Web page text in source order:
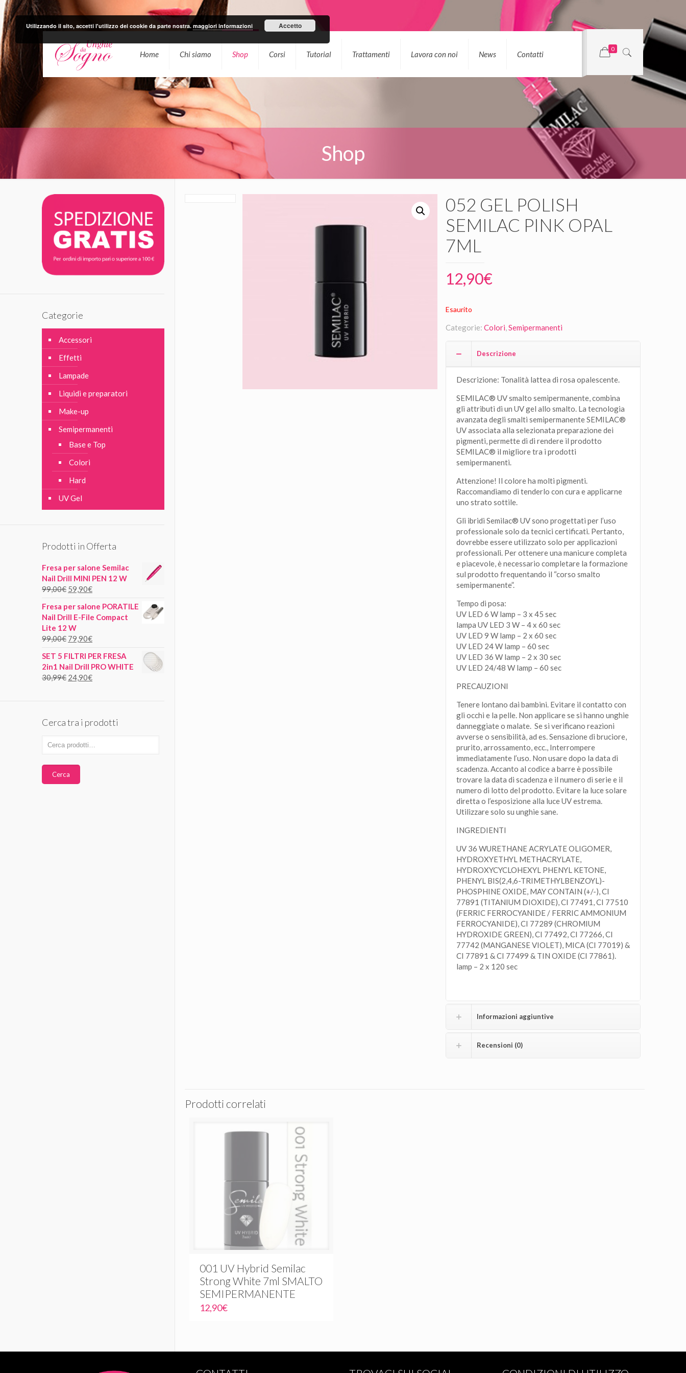
Home Chi siamo Shop Corsi Tutorial Trattamenti Lavora con noi News Contatti
0
Shop
052 GEL POLISH
SEMILAC PINK OPAL
7ML
12,90€
Esaurito
Categorie: Colori,Semipermanenti
Descrizione
Descrizione: Tonalità lattea di rosa opalescente.
SEMILAC® UV smalto semipermanente, combina
gli attributi di un UV gel allo smalto. La tecnologia
avanzata degli smalti semipermanente SEMILAC®
UV associata alla selezionata preparazione dei
pigmenti, permette di di rendere il prodotto
SEMILAC® il migliore tra i prodotti
semipermanenti.
Attenzione! Il colore ha molti pigmenti.
Raccomandiamo di tenderlo con cura e applicarne
uno strato sottile.
Gli ibridi Semilac® UV sono progettati per l’uso
professionale solo da tecnici certificati. Pertanto,
dovrebbe essere utilizzato solo per applicazioni
professionali. Per ottenere una manicure completa
e piacevole, è necessario completare la formazione
sul prodotto frequentando il “corso smalto
semipermanente”.
Tempo di posa:
UV LED 6 W lamp – 3 x 45 sec
lampa UV LED 3 W – 4 x 60 sec
UV LED 9 W lamp – 2 x 60 sec
UV LED 24 W lamp – 60 sec
UV LED 36 W lamp – 2 x 30 sec
UV LED 24/48 W lamp – 60 sec
PRECAUZIONI
Tenere lontano dai bambini. Evitare il contatto con
gli occhi e la pelle. Non applicare se si hanno unghie
danneggiate o malate. Se si verificano reazioni
avverse o sensibilità, ad es. Sensazione di bruciore,
prurito, arrossamento, ecc., Interrompere
immediatamente l’uso. Non usare dopo la data di
scadenza. Accanto al codice a barre è possibile
trovare la data di scadenza e il numero di serie e il
numero di lotto del prodotto. Evitare la luce solare
diretta o l’esposizione alla luce UV estrema.
Utilizzare solo su unghie sane.
INGREDIENTI
UV 36 WURETHANE ACRYLATE OLIGOMER,
HYDROXYETHYL METHACRYLATE,
HYDROXYCYCLOHEXYL PHENYL KETONE,
PHENYL BIS(2,4,6-TRIMETHYLBENZOYL)-
PHOSPHINE OXIDE, MAY CONTAIN (+/-), CI
77891 (TITANIUM DIOXIDE), CI 77491, CI 77510
(FERRIC FERROCYANIDE / FERRIC AMMONIUM
FERROCYANIDE), CI 77289 (CHROMIUM
HYDROXIDE GREEN), CI 77492, CI 77266, CI
77742 (MANGANESE VIOLET), MICA (CI 77019) &
CI 77891 & CI 77499 & TIN OXIDE (CI 77861).
lamp – 2 x 120 sec
Informazioni aggiuntive
Recensioni (0)
Prodotti correlati
001 UV Hybrid Semilac
Strong White 7ml SMALTO
SEMIPERMANENTE
12,90€
Categorie
Accessori
Effetti
Lampade
Liquidi e preparatori
Make-up
Semipermanenti
Base e Top
Colori
Hard
UV Gel
Prodotti in Offerta
Fresa per salone Semilac
Nail Drill MINI PEN 12 W
99,00€ 59,90€
Fresa per salone PORATILE
Nail Drill E-File Compact
Lite 12 W
99,00€ 79,90€
SET 5 FILTRI PER FRESA
2in1 Nail Drill PRO WHITE
30,99€ 24,90€
Cerca tra i prodotti
Cerca
Utilizzando il sito, accetti l'utilizzo dei cookie da parte nostra. maggiori informazioni Accetto